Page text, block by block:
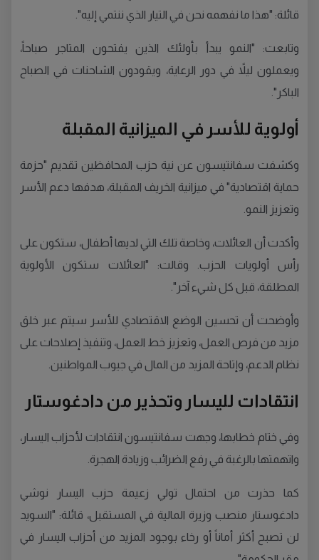
قائلة: "هذا ما نفهمه نحن في التيار الذي ننتمي إليه".
وتابعت: "النمو يبدأ بأولئك الذين يفتحون المتاجر صباحاً،
ويعملون ليلاً في دور الرعاية، ويقودون الشاحنات في الصباح
الباكر".
أولوية للأسر في الميزانية المقبلة
وكشفت سفانتيسون عن نية حزب المحافظين تقديم "حزمة
حماية اقتصادية" في ميزانية الخريف المقبلة، هدفها دعم الأسر
وتعزيز النمو.
وأكدت أن العائلات، وخاصة تلك التي لديها أطفال، ستكون على
رأس أولويات الحزب. وقالت: "العائلات ستكون الأولوية
المطلقة، قبل كل شيء آخر".
وأوضحت أن تحسين الوضع الاقتصادي للأسر سيتم عبر خلق
مزيد من فرص العمل، وتعزيز خط العمل، وتنفيذ إصلاحات على
نظام الدعم، وإتاحة المزيد من المال في جيوب المواطنين.
انتقادات لليسار وتحذير من دادغوستار
وفي ختام خطابها، وجهت سفانتيسون انتقادات لأحزاب اليسار،
واتهمتها بالرغبة في رفع الضرائب وزيادة الهجرة.
كما حذرت من احتمال تولي زعيمة حزب اليسار نوشي
دادغوستار منصب وزيرة المالية في المستقبل، قائلة: "السويد
لن تصبح أكثر أماناً أو رخاء بوجود المزيد من أحزاب اليسار في